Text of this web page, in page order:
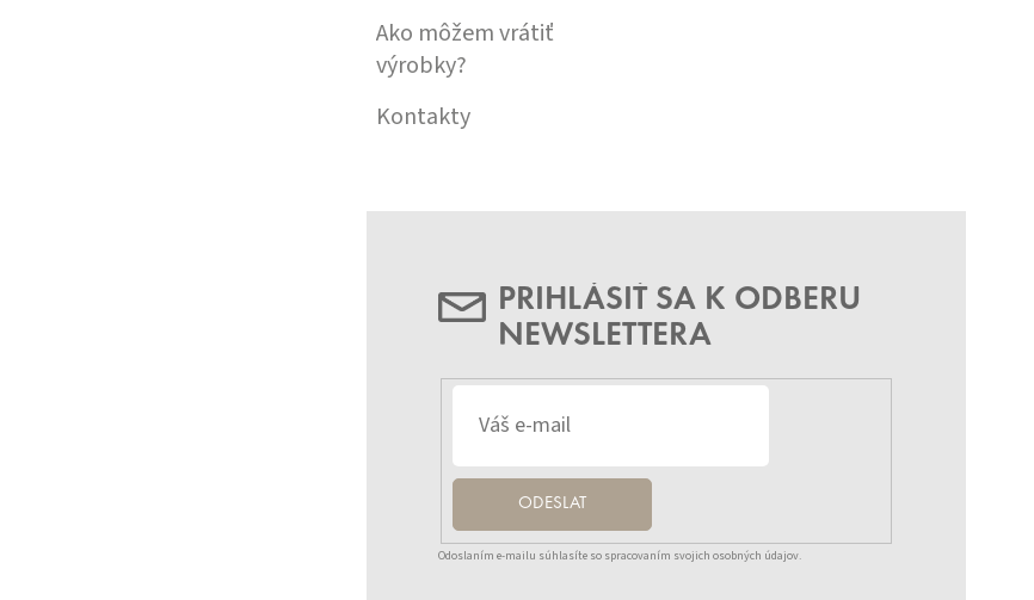
Ako môžem vrátiť
výrobky?
Kontakty
PRIHLÁSIŤ SA K ODBERU
NEWSLETTERA
ODESLAT
Odoslaním e-mailu súhlasíte so spracovaním svojich osobných údajov.